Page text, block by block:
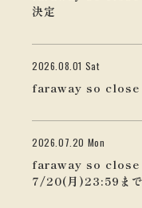
決定
2026.08.01 Sat
faraway so close
2026.07.20 Mon
faraway so close
7/20(月)23:59まで